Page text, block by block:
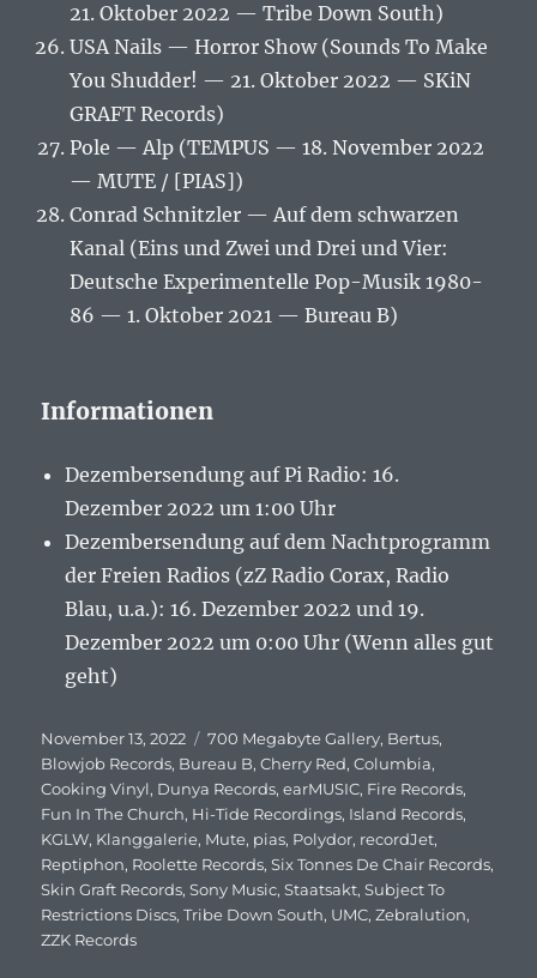
21. Oktober 2022 — Tribe Down South)
USA Nails — Horror Show (Sounds To Make
You Shudder! — 21. Oktober 2022 — SKiN
GRAFT Records)
Pole — Alp (TEMPUS — 18. November 2022
— MUTE / [PIAS])
Conrad Schnitzler — Auf dem schwarzen
Kanal (Eins und Zwei und Drei und Vier:
Deutsche Experimentelle Pop-Musik 1980-
86 — 1. Oktober 2021 — Bureau B)
Informationen
Dezembersendung auf Pi Radio: 16.
Dezember 2022 um 1:00 Uhr
Dezembersendung auf dem Nachtprogramm
der Freien Radios (zZ Radio Corax, Radio
Blau, u.a.): 16. Dezember 2022 und 19.
Dezember 2022 um 0:00 Uhr (Wenn alles gut
geht)
Veröffentlicht
am
November 13, 2022 Schlagwörter
700 Megabyte Gallery, Bertus,
Blowjob Records, Bureau B,Cherry Red,Columbia,
Cooking Vinyl, Dunya Records,earMUSIC, Fire Records,
Fun In The Church, Hi-Tide Recordings, Island Records,
KGLW, Klanggalerie, Mute, pias, Polydor, recordJet,
Reptiphon, Roolette Records,Six Tonnes De Chair Records,
Skin Graft Records,Sony Music,Staatsakt,Subject To
Restrictions Discs,Tribe Down South, UMC,Zebralution,
ZZK Records